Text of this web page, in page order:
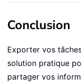
Conclusion
Exporter vos
solution pratique
partager vos